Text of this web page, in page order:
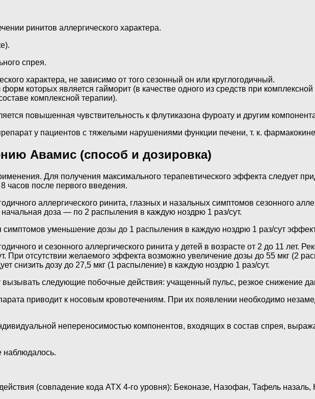
ринитов аллергического характера.
спрея.
характера, не зависимо от того сезонный он или круглогодичный.
которых является гайморит (в качестве одного из средств при комплексной
комплексной терапии).
повышенная чувствительность к флутиказона фуроату и другим
у пациентов с тяжелыми нарушениями функции печени, т. к.
Авамис (способ и дозировка)
Для получения максимального терапевтического эффекта следует
часов после первого введения.
аллергического ринита, глазных и назальных симптомов сезонного
доза — по 2 распыления в каждую ноздрю 1 раз/сут.
симптомов уменьшение дозы до 1 распыления в каждую ноздрю 1 раз/сут
и сезонного аллергического ринита у детей в возрасте от 2 до 11 лет.
При отсутствии желаемого эффекта возможно увеличение дозы до 55 мкг (2
снизить дозу до 27,5 мкг (1 распыление) в каждую ноздрю 1 раз/сут.
следующие побочные действия: учащенный пульс, резкое снижение
приводит к носовым кровотечениям. При их появлении необходимо
непереносимостью компонентов, входящих в состав спрея,
наблюдалось.
(совпадение кода АТХ 4-го уровня): Беконазе, Назофан, Тафель